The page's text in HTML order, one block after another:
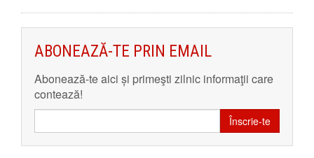
ABONEAZĂ-TE PRIN EMAIL
Abonează-te aici și primeşti zilnic informaţii care
contează!
Înscrie-te